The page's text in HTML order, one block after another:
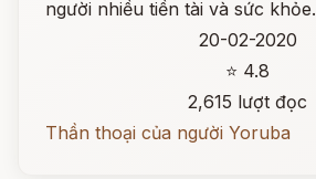
người nhiều tiền tài và sức khỏe.
20-02-2020
⭐ 4.8
2,615 lượt đọc
Thần thoại của người Yoruba